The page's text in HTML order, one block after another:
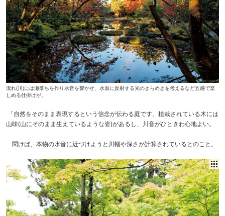
流れ(川)には瀬落ちを作り水音を響かせ、水面に反射する光のきらめきを考えるなど五感で楽
しめる仕掛けが。
「自然をそのまま表現するという信念が伝わる庭です。植栽されている木には
山味(山にそのまま生えているような姿)があるし、川音がひときわ心地よい。
聞けば、本物の水音に近づけようと川幅や深さが計算されているとのこと。